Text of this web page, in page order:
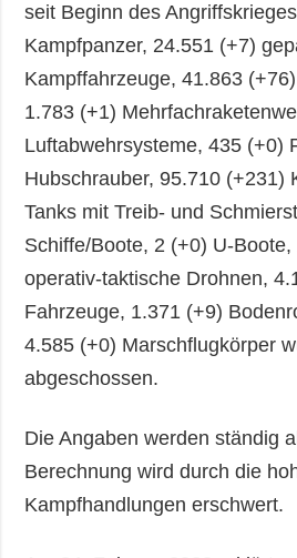
seit Beginn des
Kampfpanzer, 24.551 (+7)
Kampffahrzeuge, 41.863
1.783 (+1)
Luftabwehrsysteme, 435 (+0)
Hubschrauber, 95.710 (+231)
Tanks mit Treib- und
Schiffe/Boote, 2 (+0) U-
operativ-taktische Drohnen,
Fahrzeuge, 1.371 (+9)
4.585 (+0) Marschflugkörper
abgeschossen.
Die Angaben werden ständig
Berechnung wird durch die
Kampfhandlungen erschwert.